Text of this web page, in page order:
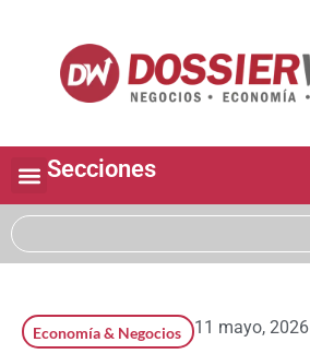
Secciones
Economía & Negocios 11 mayo, 2026